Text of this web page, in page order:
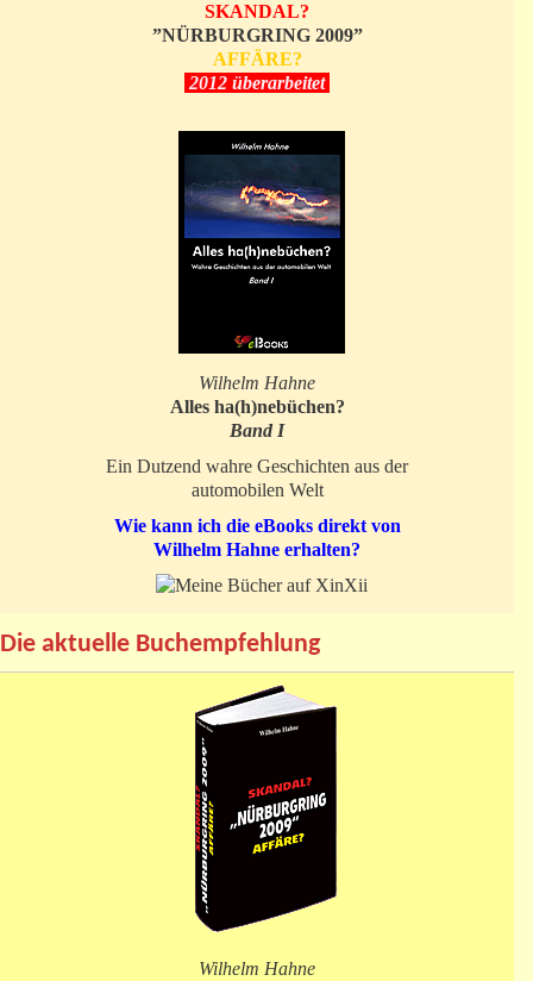
SKANDAL?
”NÜRBURGRING 2009”
AFFÄRE?
2012 überarbeitet
Wilhelm Hahne
Alles ha(h)nebüchen?
Band I
Ein Dutzend wahre Geschichten aus der
automobilen Welt
Wie kann ich die eBooks direkt von
Wilhelm Hahne erhalten?
Die aktuelle Buchempfehlung
Wilhelm Hahne